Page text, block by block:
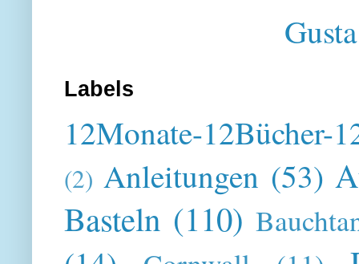
Labels
12Monate-12Bücher-
(2) Anleitungen (53)
Basteln (110)